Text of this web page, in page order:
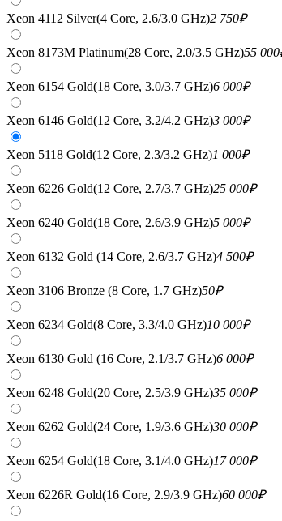
Xeon 4112 Silver(4 Core, 2.6/3.0 GHz)2 750₽
Xeon 8173M Platinum(28 Core, 2.0/3.5 GHz)55 000
Xeon 6154 Gold(18 Core, 3.0/3.7 GHz)6 000₽
Xeon 6146 Gold(12 Core, 3.2/4.2 GHz)3 000₽
Xeon 5118 Gold(12 Core, 2.3/3.2 GHz)1 000₽
Xeon 6226 Gold(12 Core, 2.7/3.7 GHz)25 000₽
Xeon 6240 Gold(18 Core, 2.6/3.9 GHz)5 000₽
Xeon 6132 Gold (14 Core, 2.6/3.7 GHz)4 500₽
Xeon 3106 Bronze (8 Core, 1.7 GHz)50₽
Xeon 6234 Gold(8 Core, 3.3/4.0 GHz)10 000₽
Xeon 6130 Gold (16 Core, 2.1/3.7 GHz)6 000₽
Xeon 6248 Gold(20 Core, 2.5/3.9 GHz)35 000₽
Xeon 6262 Gold(24 Core, 1.9/3.6 GHz)30 000₽
Xeon 6254 Gold(18 Core, 3.1/4.0 GHz)17 000₽
Xeon 6226R Gold(16 Core, 2.9/3.9 GHz)60 000₽